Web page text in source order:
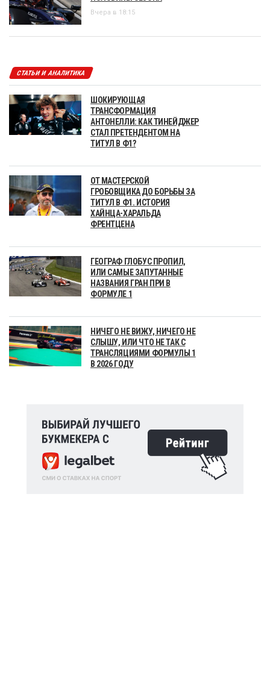
Вчера в 18:15
СТАТЬИ И АНАЛИТИКА
ШОКИРУЮЩАЯ
ТРАНСФОРМАЦИЯ
АНТОНЕЛЛИ: КАК ТИНЕЙДЖЕР
СТАЛ ПРЕТЕНДЕНТОМ НА
ТИТУЛ В Ф1?
ОТ МАСТЕРСКОЙ
ГРОБОВЩИКА ДО БОРЬБЫ ЗА
ТИТУЛ В Ф1. ИСТОРИЯ
ХАЙНЦА-ХАРАЛЬДА
ФРЕНТЦЕНА
ГЕОГРАФ ГЛОБУС ПРОПИЛ,
ИЛИ САМЫЕ ЗАПУТАННЫЕ
НАЗВАНИЯ ГРАН ПРИ В
ФОРМУЛЕ 1
НИЧЕГО НЕ ВИЖУ, НИЧЕГО НЕ
СЛЫШУ, ИЛИ ЧТО НЕ ТАК С
ТРАНСЛЯЦИЯМИ ФОРМУЛЫ 1
В 2026 ГОДУ